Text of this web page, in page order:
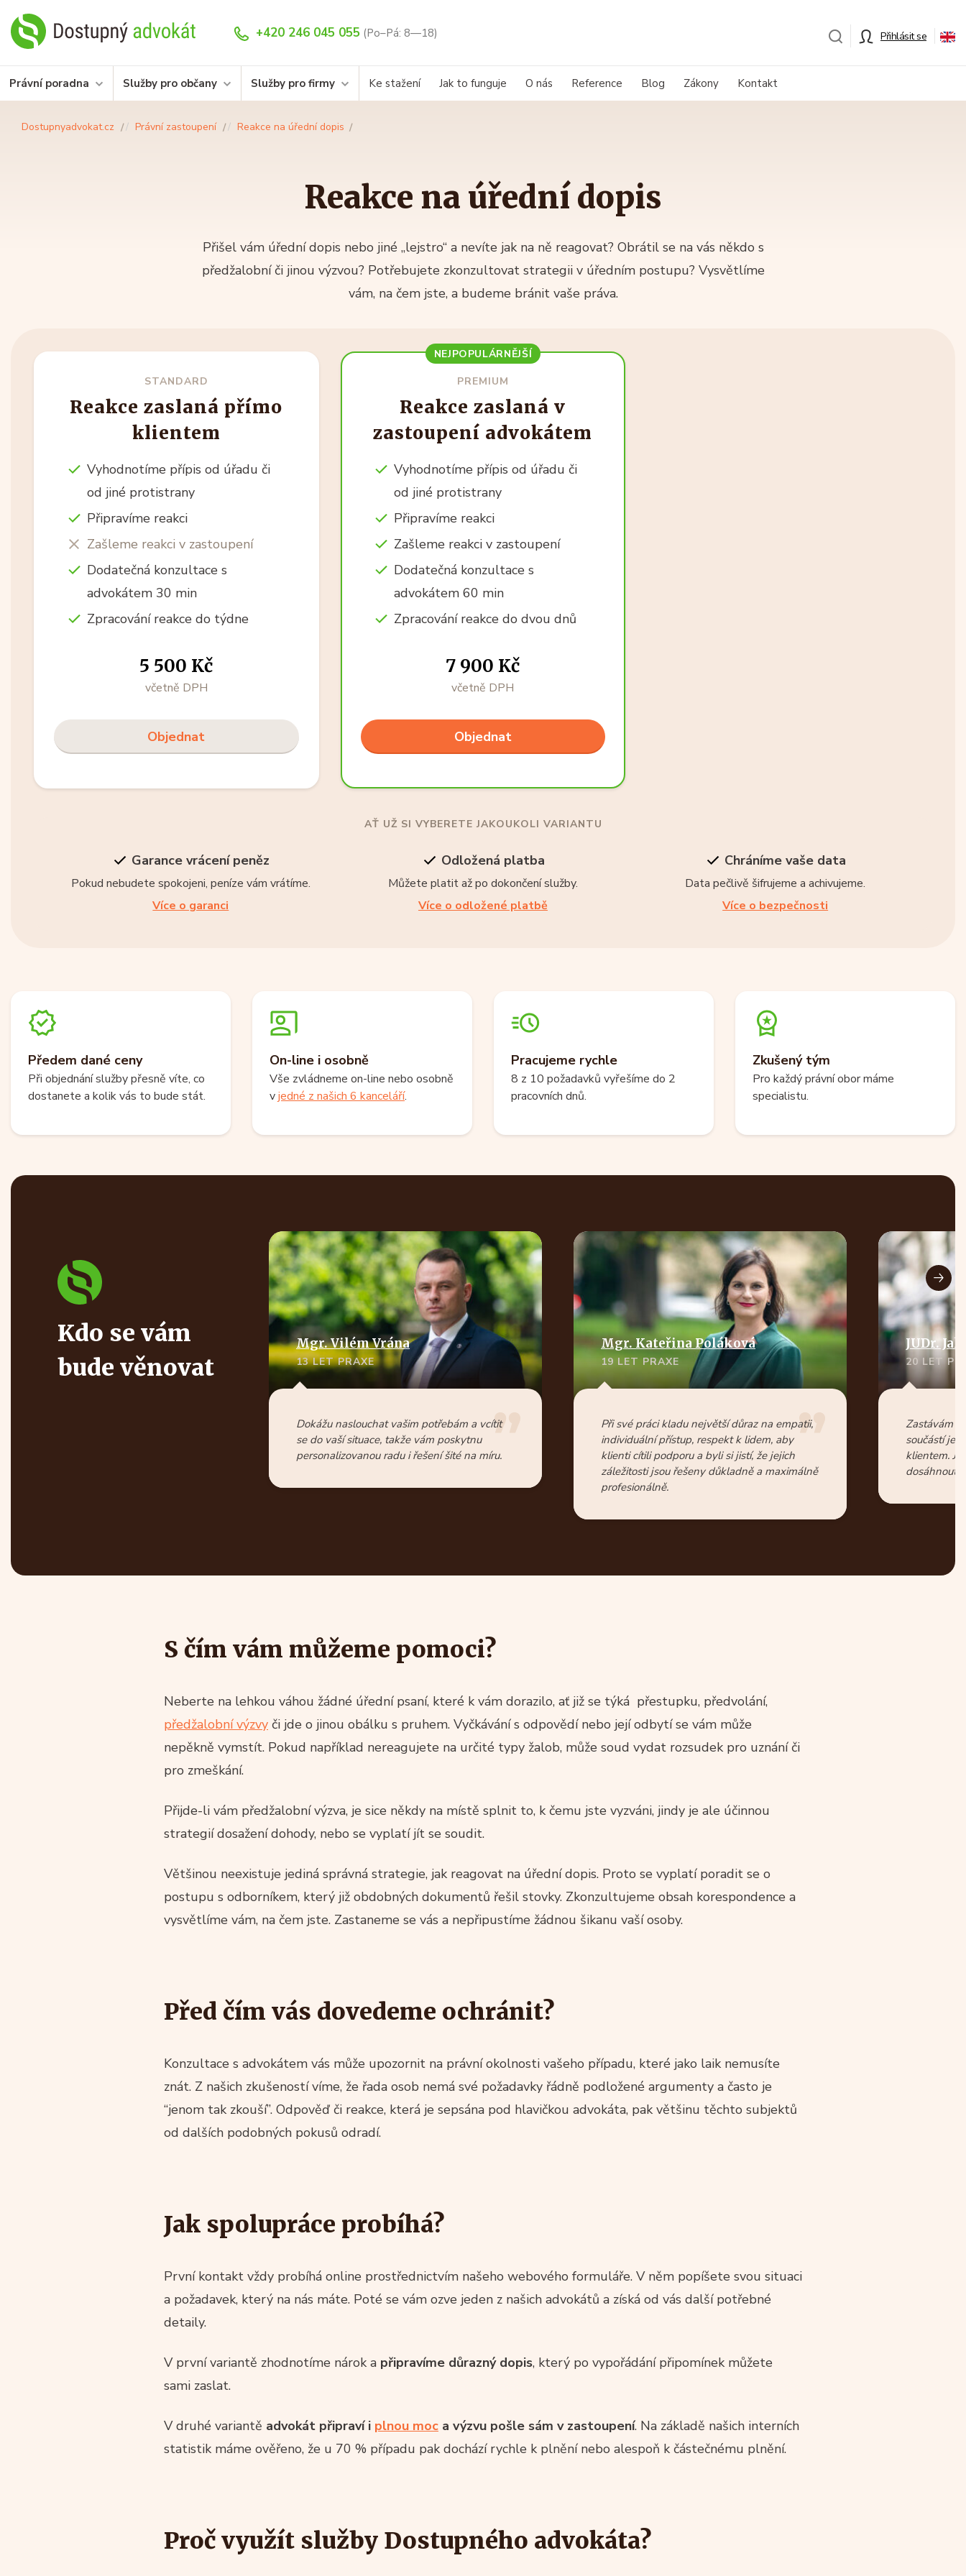
+420 246 045 055 (Po–Pá: 8—18) Přihlásit se
Právní poradna Služby pro občany Služby pro firmy Ke stažení Jak to funguje O nás Reference Blog Zákony Kontakt
Dostupnyadvokat.cz Právní zastoupení Reakce na úřední dopis
Reakce na úřední dopis
Přišel vám úřední dopis nebo jiné „lejstro“ a nevíte jak na ně reagovat? Obrátil se na vás někdo s
předžalobní či jinou výzvou? Potřebujete zkonzultovat strategii v úředním postupu? Vysvětlíme
vám, na čem jste, a budeme bránit vaše práva.
STANDARD
Reakce zaslaná přímo
klientem
Vyhodnotíme přípis od úřadu či
od jiné protistrany
Připravíme reakci
Zašleme reakci v zastoupení
Dodatečná konzultace s
advokátem 30 min
Zpracování reakce do týdne
5 500 Kč
včetně DPH
Objednat
NEJPOPULÁRNĚJŠÍ
PREMIUM
Reakce zaslaná v
zastoupení advokátem
Vyhodnotíme přípis od úřadu či
od jiné protistrany
Připravíme reakci
Zašleme reakci v zastoupení
Dodatečná konzultace s
advokátem 60 min
Zpracování reakce do dvou dnů
7 900 Kč
včetně DPH
Objednat
AŤ UŽ SI VYBERETE JAKOUKOLI VARIANTU
Garance vrácení peněz
Pokud nebudete spokojeni, peníze vám vrátíme.
Více o garanci
Odložená platba
Můžete platit až po dokončení služby.
Více o odložené platbě
Chráníme vaše data
Data pečlivě šifrujeme a achivujeme.
Více o bezpečnosti
Předem dané ceny
Při objednání služby přesně víte, co
dostanete a kolik vás to bude stát.
On-line i osobně
Vše zvládneme on-line nebo osobně
vjedné z našich 6 kanceláří.
Pracujeme rychle
8 z 10 požadavků vyřešíme do 2
pracovních dnů.
Zkušený tým
Pro každý právní obor máme
specialistu.
Kdo se vám
bude věnovat
Mgr. Vilém Vrána
13 LET PRAXE
Dokážu naslouchat vašim potřebám a vcítit
se do vaší situace, takže vám poskytnu
personalizovanou radu i řešení šité na míru.
Mgr. Kateřina Poláková
19 LET PRAXE
Při své práci kladu největší důraz na empatii,
individuální přístup, respekt k lidem, aby
klienti cítili podporu a byli si jistí, že jejich
záležitosti jsou řešeny důkladně a maximálně
profesionálně.
JUDr.
20 LET
Zastávám
součástí je
klientem.
dosáhnout
S čím vám můžeme pomoci?
Neberte na lehkou váhou žádné úřední psaní, které k vám dorazilo, ať již se týká přestupku, předvolání,
předžalobní výzvy či jde o jinou obálku s pruhem. Vyčkávání s odpovědí nebo její odbytí se vám může
nepěkně vymstít. Pokud například nereagujete na určité typy žalob, může soud vydat rozsudek pro uznání či
pro zmeškání.
Přijde-li vám předžalobní výzva, je sice někdy na místě splnit to, k čemu jste vyzváni, jindy je ale účinnou
strategií dosažení dohody, nebo se vyplatí jít se soudit.
Většinou neexistuje jediná správná strategie, jak reagovat na úřední dopis. Proto se vyplatí poradit se o
postupu s odborníkem, který již obdobných dokumentů řešil stovky. Zkonzultujeme obsah korespondence a
vysvětlíme vám, na čem jste. Zastaneme se vás a nepřipustíme žádnou šikanu vaší osoby.
Před čím vás dovedeme ochránit?
Konzultace s advokátem vás může upozornit na právní okolnosti vašeho případu, které jako laik nemusíte
znát. Z našich zkušeností víme, že řada osob nemá své požadavky řádně podložené argumenty a často je
“jenom tak zkouší”. Odpověď či reakce, která je sepsána pod hlavičkou advokáta, pak většinu těchto subjektů
od dalších podobných pokusů odradí.
Jak spolupráce probíhá?
První kontakt vždy probíhá online prostřednictvím našeho webového formuláře. V něm popíšete svou situaci
a požadavek, který na nás máte. Poté se vám ozve jeden z našich advokátů a získá od vás další potřebné
detaily.
V první variantě zhodnotíme nárok a připravíme důrazný dopis, který po vypořádání připomínek můžete
sami zaslat.
V druhé variantě advokát připraví i plnou moc a výzvu pošle sám v zastoupení. Na základě našich interních
statistik máme ověřeno, že u 70 % případu pak dochází rychle k plnění nebo alespoň k částečnému plnění.
Proč využít služby Dostupného advokáta?